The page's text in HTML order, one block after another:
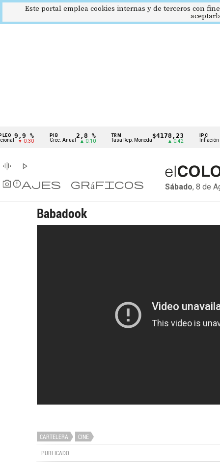
Cintillo
indicadores
económicos
9,9 %
▼ 0.30 Crec. Anual
2,8 %
▲ 0.10
TRM
Tasa Rep. Moneda
$4178,23
▲ 0.42 Inflación
graphic_eq
play_arrow
photo_cameraReportajes gráficos Sábado, 8 de
Babadook
CARTELERA CINE
PUBLICADO
Este portal emplea cookies internas y de terceros con